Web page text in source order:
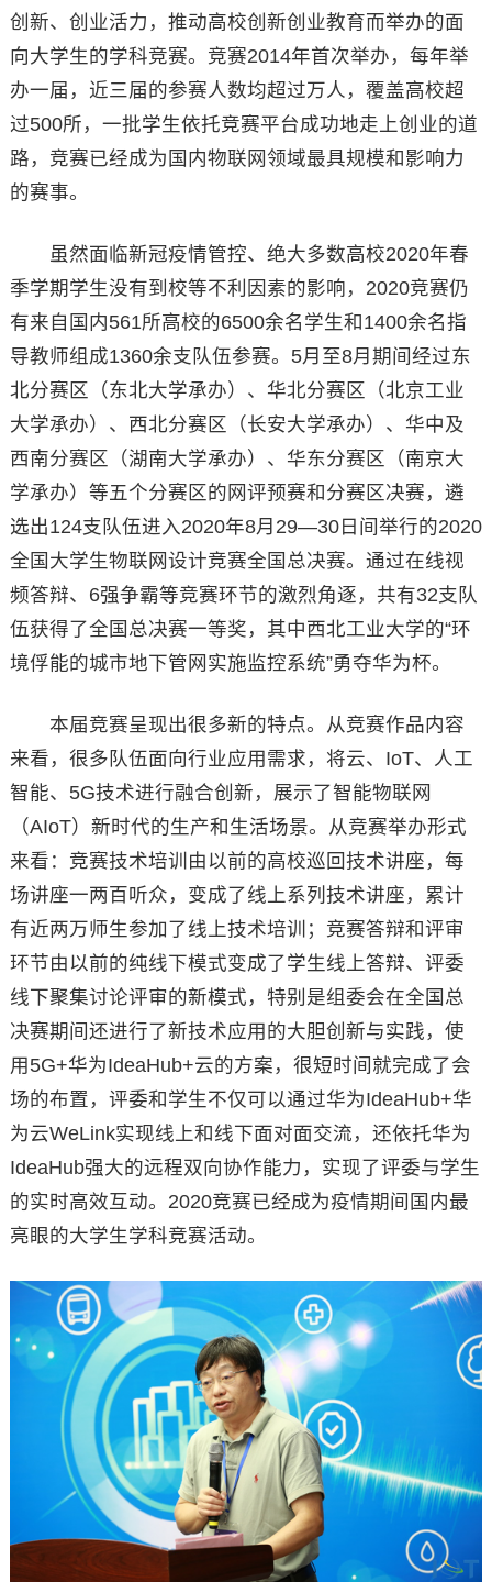
创新、创业活力，推动高校创新创业教育而举办的面
向大学生的学科竞赛。竞赛2014年首次举办，每年举
办一届，近三届的参赛人数均超过万人，覆盖高校超
过500所，一批学生依托竞赛平台成功地走上创业的道
路，竞赛已经成为国内物联网领域最具规模和影响力
的赛事。
虽然面临新冠疫情管控、绝大多数高校2020年春
季学期学生没有到校等不利因素的影响，2020竞赛仍
有来自国内561所高校的6500余名学生和1400余名指
导教师组成1360余支队伍参赛。5月至8月期间经过东
北分赛区（东北大学承办）、华北分赛区（北京工业
大学承办）、西北分赛区（长安大学承办）、华中及
西南分赛区（湖南大学承办）、华东分赛区（南京大
学承办）等五个分赛区的网评预赛和分赛区决赛，遴
选出124支队伍进入2020年8月29—30日间举行的2020
全国大学生物联网设计竞赛全国总决赛。通过在线视
频答辩、6强争霸等竞赛环节的激烈角逐，共有32支队
伍获得了全国总决赛一等奖，其中西北工业大学的“环
境俘能的城市地下管网实施监控系统”勇夺华为杯。
本届竞赛呈现出很多新的特点。从竞赛作品内容
来看，很多队伍面向行业应用需求，将云、IoT、人工
智能、5G技术进行融合创新，展示了智能物联网
（AIoT）新时代的生产和生活场景。从竞赛举办形式
来看：竞赛技术培训由以前的高校巡回技术讲座，每
场讲座一两百听众，变成了线上系列技术讲座，累计
有近两万师生参加了线上技术培训；竞赛答辩和评审
环节由以前的纯线下模式变成了学生线上答辩、评委
线下聚集讨论评审的新模式，特别是组委会在全国总
决赛期间还进行了新技术应用的大胆创新与实践，使
用5G+华为IdeaHub+云的方案，很短时间就完成了会
场的布置，评委和学生不仅可以通过华为IdeaHub+华
为云WeLink实现线上和线下面对面交流，还依托华为
IdeaHub强大的远程双向协作能力，实现了评委与学生
的实时高效互动。2020竞赛已经成为疫情期间国内最
亮眼的大学生学科竞赛活动。